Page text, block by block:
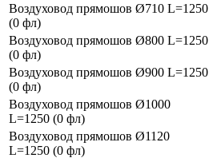
Воздуховод прямошов Ø710 L=1250
(0 фл)
Воздуховод прямошов Ø800 L=1250
(0 фл)
Воздуховод прямошов Ø900 L=1250
(0 фл)
Воздуховод прямошов Ø1000
L=1250 (0 фл)
Воздуховод прямошов Ø1120
L=1250 (0 фл)